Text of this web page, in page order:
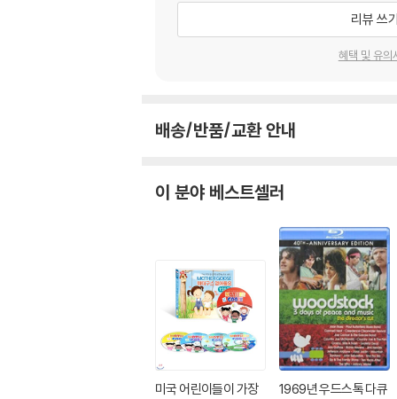
리뷰 쓰기
혜택 및 유의
배송/반품/교환 안내
이 분야 베스트셀러
미국 어린이들이 가장 1969년 우드스톡 다큐